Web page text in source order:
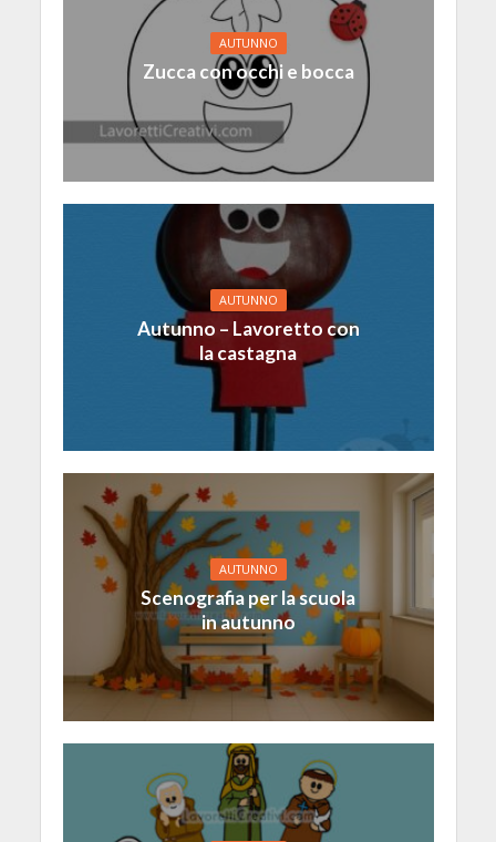
AUTUNNO
Zucca con occhi e bocca
AUTUNNO
Autunno – Lavoretto con
la castagna
AUTUNNO
Scenografia per la scuola
in autunno